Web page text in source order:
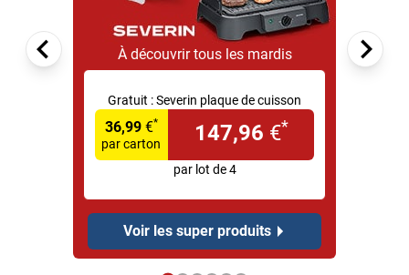
À découvrir tous les mardis
Gratuit :Severin plaque de cuisson
147,96 €*
36,99 €*
par carton
par lot de 4
Voir les super produits